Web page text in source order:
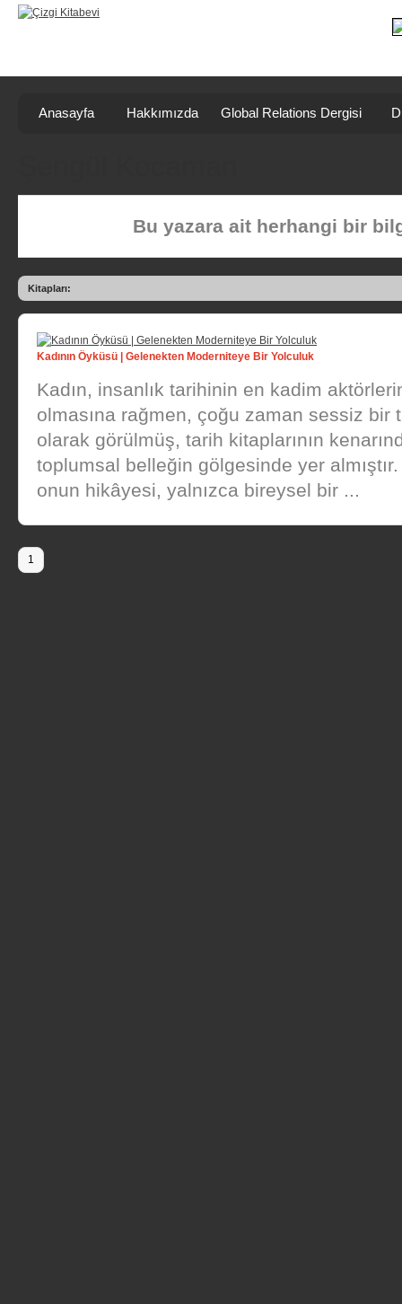
Anasayfa Hakkımızda Global Relations Dergisi
Bu yazara ait herhangi bir
Kitapları:
Kadının Öyküsü | Gelenekten Moderniteye Bir Yolculuk
Kadın, insanlık tarihinin en kadim
olmasına rağmen, çoğu zaman sessiz bir
olarak görülmüş, tarih kitaplarının
toplumsal belleğin gölgesinde yer
onun hikâyesi, yalnızca bireysel bir ...
1